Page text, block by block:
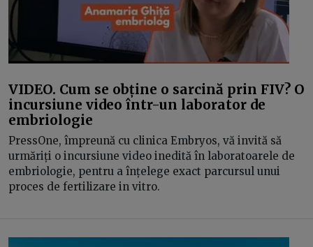
VIDEO. Cum se obține o sarcină prin FIV? O
incursiune video într-un laborator de
embriologie
PressOne, împreună cu clinica Embryos, vă invită să
urmăriți o incursiune video inedită în laboratoarele de
embriologie, pentru a înțelege exact parcursul unui
proces de fertilizare in vitro.